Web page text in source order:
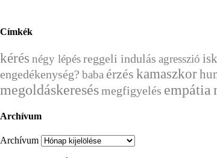
Címkék
kérés négy lépésreggeli indulás agresszió
engedékenység? baba érzés kamaszkor
megoldáskeresésmegfigyelés empátia
Archívum
Archívum